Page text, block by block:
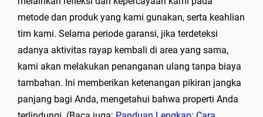
metode dan produk yang kami gunakan, serta keahlian
tim kami. Selama periode garansi, jika terdeteksi
adanya aktivitas rayap kembali di area yang sama,
kami akan melakukan penanganan ulang tanpa biaya
tambahan. Ini memberikan ketenangan pikiran jangka
panjang bagi Anda, mengetahui bahwa properti Anda